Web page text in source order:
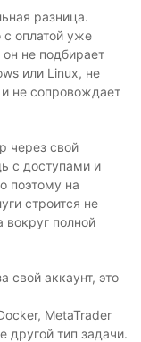
разница.
оплатой уже
не подбирает
или Linux, не
и не сопровождает
через свой
с доступами и
поэтому на
строится не
полной
свой аккаунт, это
MetaTrader
другой тип задачи.